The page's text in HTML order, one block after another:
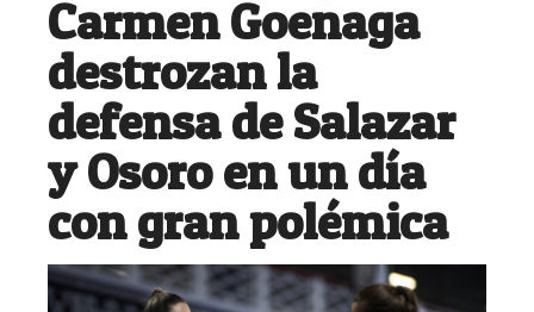
Carmen Goenaga
destrozan la
defensa de Salazar
y Osoro en un día
con gran polémica